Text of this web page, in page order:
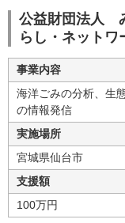
公益財団法人
らし・ネットワ
事業内容
海洋ごみの分析、生
の情報発信
実施場所
宮城県仙台市
支援額
100万円